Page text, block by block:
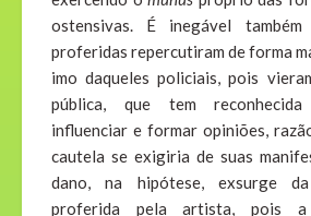
ostensivas. É inegável
proferidas repercutiram de forma
imo daqueles policiais, pois
pública, que tem
influenciar e formar opiniões,
cautela se exigiria de suas
dano, na hipótese, exsurge
proferida pela artista, pois a